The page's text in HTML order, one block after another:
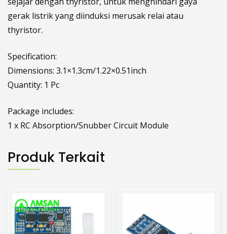
gerak listrik yang diinduksi merusak relai atau
thyristor.
Specification:
Dimensions: 3.1×1.3cm/1.22×0.51inch
Quantity: 1 Pc
Package includes:
1 x RC Absorption/Snubber Circuit Module
Produk Terkait